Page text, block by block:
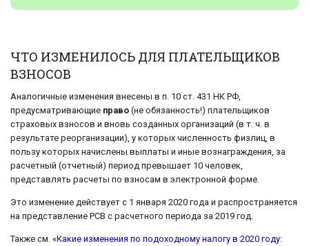
ЧТО ИЗМЕНИЛОСЬ ДЛЯ ПЛАТЕЛЬЩИКОВ
ВЗНОСОВ
Аналогичные изменения внесены в п. 10 ст. 431 НК РФ,
предусматривающие право (не обязанность!) плательщиков
страховых взносов и вновь созданных организаций (в т. ч. в
результате реорганизации), у которых численность физлиц, в
пользу которых начислены выплаты и иные вознаграждения, за
расчетный (отчетный) период превышает 10 человек,
представлять расчеты по взносам в электронной форме.
Это изменение действует с 1 января 2020 года и распространяется
на представление РСВ с расчетного периода за 2019 год.
Также см. «Какие изменения по подоходному налогу в 2020 году: